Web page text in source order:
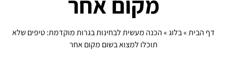
דף הבית»בלוג»הכנה מעשית לבחינות בגרות מוקדמת: טיפים שלא
תוכלו למצוא בשום מקום אחר